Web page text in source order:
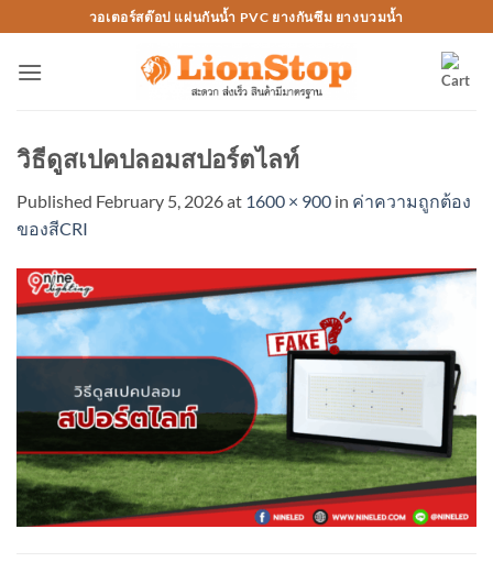
to
content
วอเตอร์สต๊อป แผ่นกันน้ำ PVC ยางกันซึม ยางบวมน้ำ
วิธีดูสเปคปลอมสปอร์ตไลท์
Published February 5, 2026at 1600 × 900 in ค่าความถูกต้อง
ของสีCRI